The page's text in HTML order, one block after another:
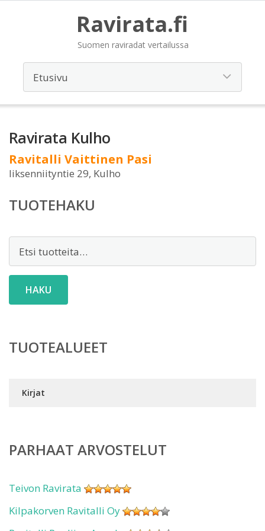
Ravirata.fi
Suomen raviradat vertailussa
Ravirata Kulho
Ravitalli Vaittinen Pasi
Iiksenniityntie 29, Kulho
TUOTEHAKU
HAKU
TUOTEALUEET
Kirjat
PARHAAT ARVOSTELUT
Teivon Ravirata
Kilpakorven Ravitalli Oy